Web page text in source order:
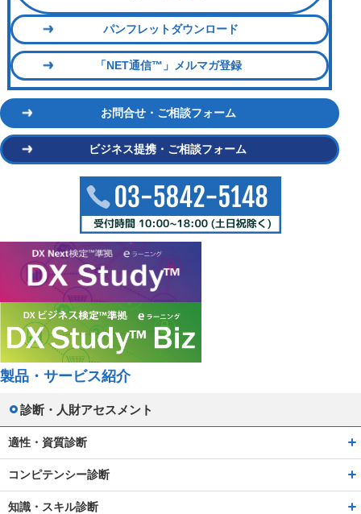
パンフレットダウンロード
「NET通信™」メルマガ登録
お問合せ・ご相談フォーム
ビジネス提携・ご相談フォーム
製品・サービス紹介
診断・人財アセスメント
適性・資質診断
コンピテンシー診断
知識・スキル診断